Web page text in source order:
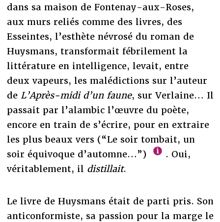
dans sa maison de Fontenay-aux-Roses,
aux murs reliés comme des livres, des
Esseintes, l’esthète névrosé du roman de
Huysmans, transformait fébrilement la
littérature en intelligence, levait, entre
deux vapeurs, les malédictions sur l’auteur
de L’Après-midi d’un faune, sur Verlaine… Il
passait par l’alambic l’œuvre du poète,
encore en train de s’écrire, pour en extraire
les plus beaux vers (“Le soir tombait, un
soir équivoque d’automne…”)
. Oui,
véritablement, il distillait.
Le livre de Huysmans était de parti pris. Son
anticonformiste, sa passion pour la marge le